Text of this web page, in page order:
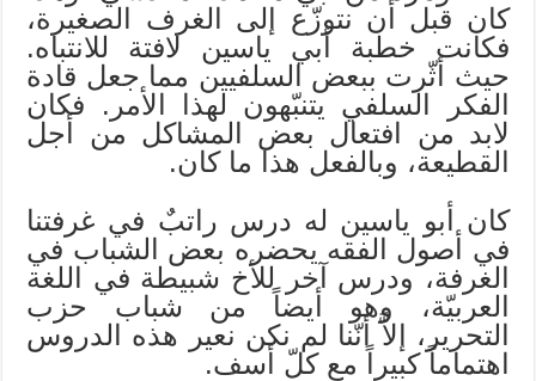
كان قبل أن نتوزّع إلى الغرف الصغيرة،
فكانت خطبة أبي ياسين لافتة للانتباه.
حيث أثّرت ببعض السلفيين مما جعل قادة
الفكر السلفي يتنبّهون لهذا الأمر. فكان
لابد من افتعال بعض المشاكل من أجل
القطيعة، وبالفعل هذا ما كان.
كان أبو ياسين له درس راتبٌ في غرفتنا
في أصول الفقه يحضره بعض الشباب في
الغرفة، ودرس آخر للأخ شبيطة في اللغة
العربيّة، وهو أيضاً من شباب حزب
التحرير، إلاَّ أنّنا لم نكن نعير هذه الدروس
اهتماماً كبيراً مع كلّ أسف.